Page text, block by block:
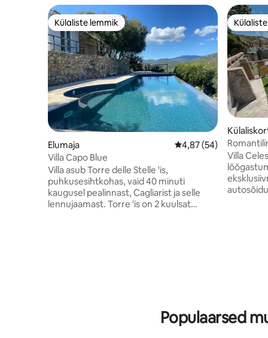
Külaliste lemmik
Külaliste lemmik
Elumaja Keskmine hinnang
4,87 (54)
Villa Capo Blue
Villa asub Torre delle Stelle 'is,
puhkusesihtkohas, vaid 40 minuti
kaugusel pealinnast, Cagliarist ja selle
lennujaamast. Torre 'is on 2 kuulsat
Villa
Populaarsed